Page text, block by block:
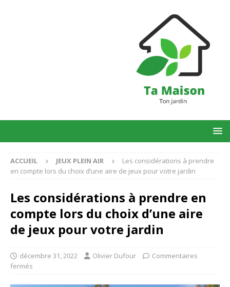
ACCUEIL JEUX PLEIN AIR
Les considérations à prendre
en compte lors du choix d’une aire de jeux pour votre jardin
Les considérations à prendre en
compte lors du choix d’une aire
de jeux pour votre jardin
décembre 31, 2022 Olivier Dufour
Commentaires
fermés